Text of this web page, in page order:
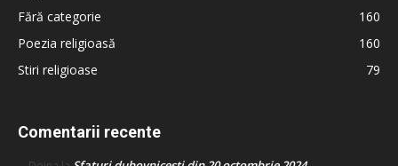
Fără categorie
160
Poezia religioasă
160
Stiri religioase
79
Comentarii recente